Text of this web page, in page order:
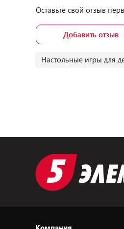
Оставьте свой отзыв
Добавить отзыв
Настольные игры для